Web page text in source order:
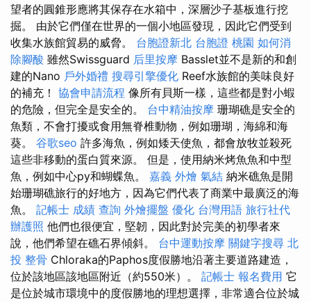
望者的圓錐形應將其保存在水箱中，深層沙子基板進行挖
掘。 由於它們僅在世界的一個小地區發現，因此它們受到
收集水族館貿易的威脅。 台胞證新北 台胞證 桃園 如何消
除腳酸 雖然Swissguard 后里按摩 Basslet並不是新的和創
建的Nano 戶外婚禮 搜尋引擎優化 Reef水族館的美味良好
的補充！ 協會申請流程 像所有貝斯一樣，這些都是對小蝦
的危險，但完全是安全的。 台中精油按摩 珊瑚礁是安全的
魚類，不會打擾或食用無脊椎動物，例如珊瑚，海綿和海
葵。 谷歌seo 許多海魚，例如矮天使魚，都會放牧並殺死
這些非移動的蛋白質來源。 但是，使用納米烤魚魚和中型
魚，例如中心py和蝴蝶魚。 嘉義 外燴 氣結 納米礁魚是開
始珊瑚礁旅行的好地方，因為它們代表了商業中最廣泛的海
魚。 記帳士 成績 查詢 外燴擺盤 優化 台灣用語 旅行社代
辦護照 他們也很便宜，堅韌，因此對於完美的初學者來
說，他們希望在礁石界傾斜。 台中運動按摩 關鍵字搜尋 北
投 整骨 Chloraka的Paphos度假勝地沿著主要道路建造，
位於該地區該地區附近（約550米）。 記帳士 報名費用 它
是位於城市環境中的度假勝地的理想選擇，非常適合位於城